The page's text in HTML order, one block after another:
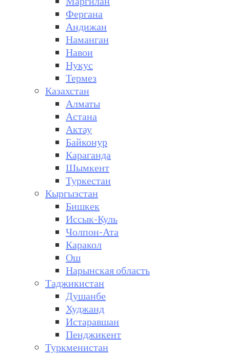
Фергана
Андижан
Наманган
Навои
Нукус
Термез
Казахстан
Алматы
Астана
Актау
Байконур
Караганда
Шымкент
Туркестан
Кыргызстан
Бишкек
Иссык-Куль
Чолпон-Ата
Каракол
Ош
Нарынская область
Таджикистан
Душанбе
Худжанд
Истаравшан
Пенджикент
Туркменистан